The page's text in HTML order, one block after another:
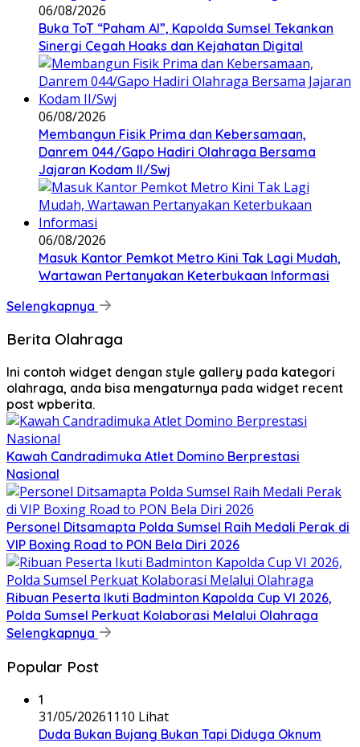
06/08/2026
Buka ToT “Paham AI”, Kapolda Sumsel Tekankan
Sinergi Cegah Hoaks dan Kejahatan Digital
06/08/2026
Membangun Fisik Prima dan Kebersamaan,
Danrem 044/Gapo Hadiri Olahraga Bersama
Jajaran Kodam II/Swj
06/08/2026
Masuk Kantor Pemkot Metro Kini Tak Lagi Mudah,
Wartawan Pertanyakan Keterbukaan Informasi
Selengkapnya
Berita Olahraga
Ini contoh widget dengan style gallery pada kategori
olahraga, anda bisa mengaturnya pada widget recent
post wpberita.
Kawah Candradimuka Atlet Domino Berprestasi
Nasional
Personel Ditsamapta Polda Sumsel Raih Medali Perak di
VIP Boxing Road to PON Bela Diri 2026
Ribuan Peserta Ikuti Badminton Kapolda Cup VI 2026,
Polda Sumsel Perkuat Kolaborasi Melalui Olahraga
Selengkapnya
Popular Post
1
31/05/20261110 Lihat
Duda Bukan Bujang Bukan Tapi Diduga Oknum